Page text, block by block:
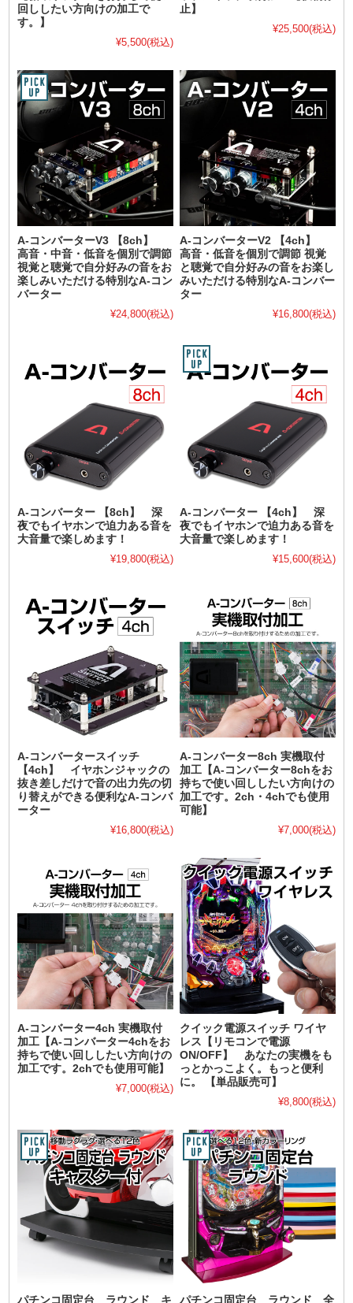
回ししたい方向けの加工で
す。】
¥5,500(税込)
止】
¥25,500(税込)
A-コンバーターV3 【8ch】
高音・中音・低音を個別で調節
視覚と聴覚で自分好みの音をお
楽しみいただける特別なA-コン
バーター
¥24,800(税込)
A-コンバーターV2 【4ch】
高音・低音を個別で調節 視覚
と聴覚で自分好みの音をお楽し
みいただける特別なA-コンバー
ター
¥16,800(税込)
A-コンバーター 【8ch】 深
夜でもイヤホンで迫力ある音を
大音量で楽しめます！
¥19,800(税込)
A-コンバーター 【4ch】 深
夜でもイヤホンで迫力ある音を
大音量で楽しめます！
¥15,600(税込)
A-コンバータースイッチ
【4ch】 イヤホンジャックの
抜き差しだけで音の出力先の切
り替えができる便利なA-コンバ
ーター
¥16,800(税込)
A-コンバーター8ch 実機取付
加工【A-コンバーター8chをお
持ちで使い回ししたい方向けの
加工です。2ch・4chでも使用
可能】
¥7,000(税込)
A-コンバーター4ch 実機取付
加工【A-コンバーター4chをお
持ちで使い回ししたい方向けの
加工です。2chでも使用可能】
¥7,000(税込)
クイック電源スイッチ ワイヤ
レス【リモコンで電源
ON/OFF】 あなたの実機をも
っとかっこよく。もっと便利
に。 【単品販売可】
¥8,800(税込)
パチンコ固定台 ラウンド キ パチンコ固定台 ラウンド 全